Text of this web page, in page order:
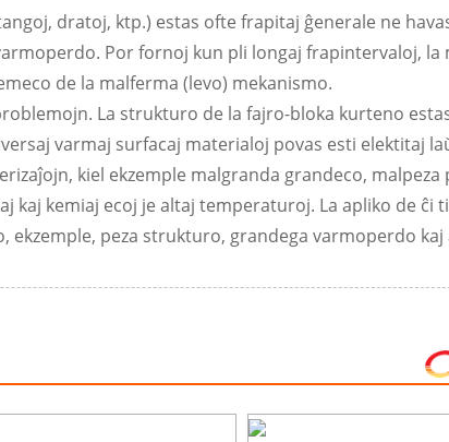
dratoj, ktp.) estas ofte frapitaj ĝenerale ne
Por fornoj kun pli longaj frapintervaloj, la
de la malferma (levo) mekanismo.
La strukturo de la fajro-bloka kurteno
varmaj surfacaj materialoj povas esti elektitaj
kiel ekzemple malgranda grandeco, malpeza
kemiaj ecoj je altaj temperaturoj. La apliko de ĉi
ekzemple, peza strukturo, grandega varmoperdo